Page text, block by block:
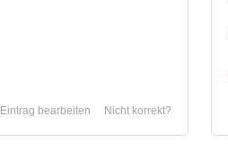
Nicht korrekt?
Eintrag bearbeiten